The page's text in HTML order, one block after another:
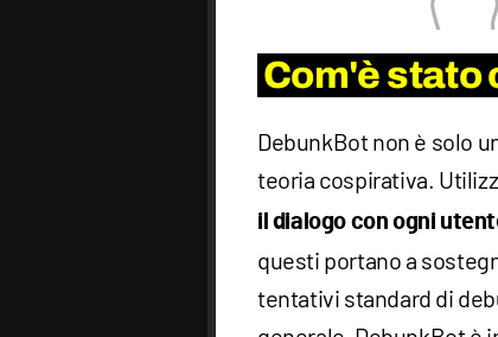
Com'è stato
DebunkBot non è solo
teoria cospirativa.
il dialogo con ogni
questi portano a
tentativi standard di